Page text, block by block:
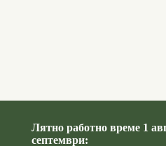
Лятно работно време 1
септември: